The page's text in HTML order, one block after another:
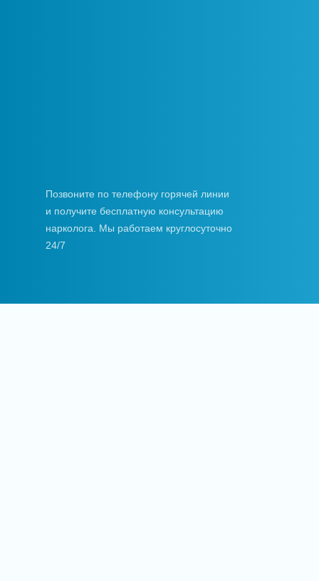
Позвоните по телефону горячей линии
и получите бесплатную консультацию
нарколога. Мы работаем круглосуточно
24/7